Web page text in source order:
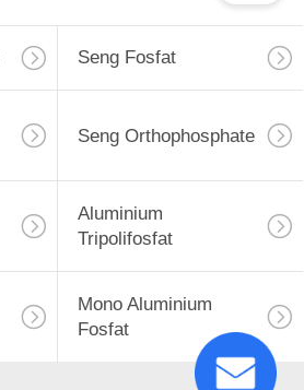
Seng Fosfat
Seng Orthophosphate
Aluminium
Tripolifosfat
Mono Aluminium
Fosfat